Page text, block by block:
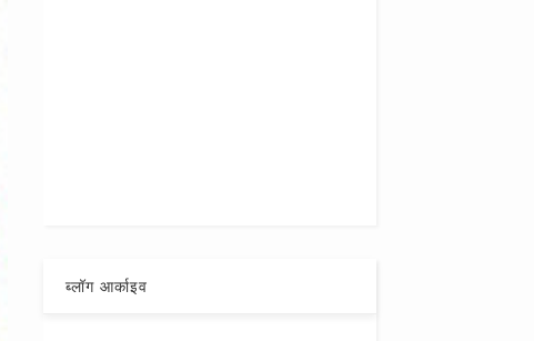
ब्लॉग आर्काइव